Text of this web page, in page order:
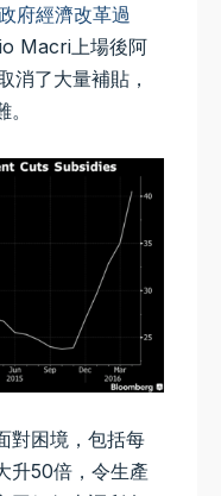
府經濟改革過
Macri上場後阿
消了大量補貼，
對困境，包括每
升50倍，令生產